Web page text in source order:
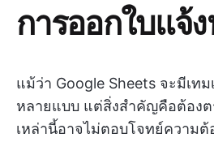
การออกใบแจ้
แม้ว่า Google Sheets จะมีเท
หลายแบบ แต่สิ่งสำคัญคือต้องต
เหล่านี้อาจไม่ตอบโจทย์ความต้